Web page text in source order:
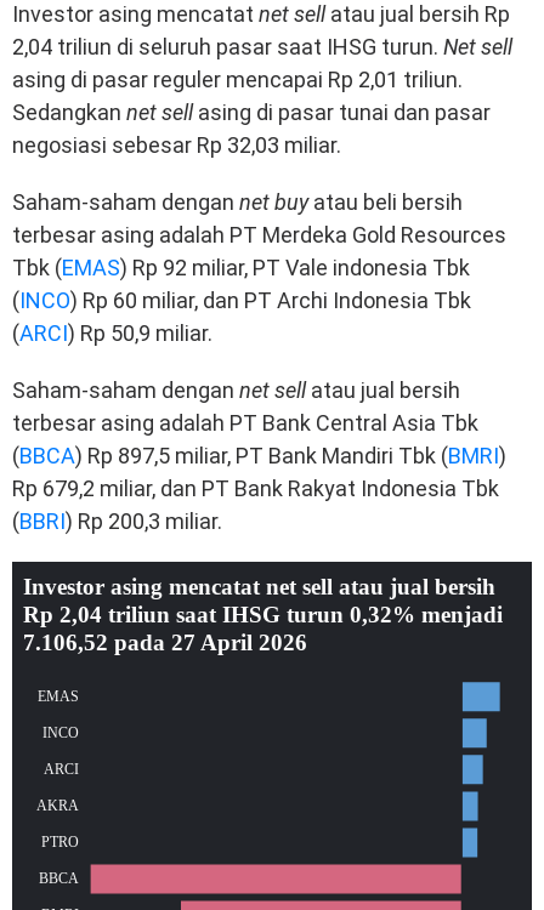
Investor asing mencatat net sellatau jual bersih Rp
2,04 triliun di seluruh pasar saat IHSG turun. Net sell
asing di pasar reguler mencapai Rp 2,01 triliun.
Sedangkan net sellasing di pasar tunai dan pasar
negosiasi sebesar Rp 32,03 miliar.
Saham-saham dengan net buyatau beli bersih
terbesar asing adalah PT Merdeka Gold Resources
Tbk (EMAS) Rp 92 miliar, PT Vale indonesia Tbk
(INCO) Rp 60 miliar, dan PT Archi Indonesia Tbk
(ARCI) Rp 50,9 miliar.
Saham-saham dengan net sellatau jual bersih
terbesar asing adalah PT Bank Central Asia Tbk
(BBCA) Rp 897,5 miliar, PT Bank Mandiri Tbk (BMRI)
Rp 679,2 miliar, dan PT Bank Rakyat Indonesia Tbk
(BBRI) Rp 200,3 miliar.